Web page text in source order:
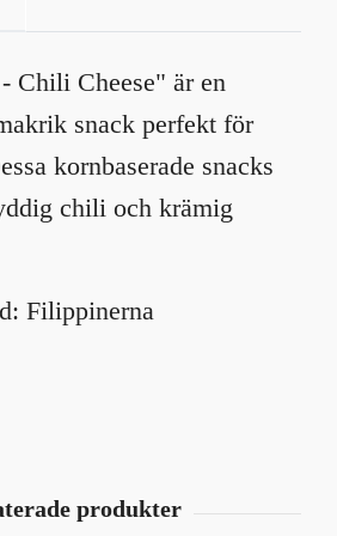
Chili Cheese" är en
snack perfekt för
kornbaserade snacks
chili och krämig
Filippinerna